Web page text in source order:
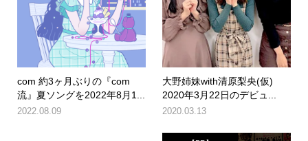
com 約3ヶ月ぶりの『com
流』夏ソングを2022年8月1...
2022.08.09
大野姉妹with清原梨央(仮)
2020年3月22日のデビュ...
2020.03.13